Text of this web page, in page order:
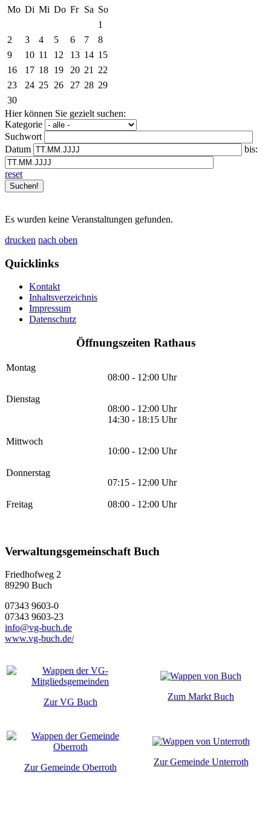
Mo Di Mi Do Fr Sa So
1
2
3 4 5 6 7
8
9
10 11 12 13 14 15
16
17 18 19 20 21
22
23
24 25 26 27 28 29
30
Hier können Sie gezielt suchen:
Kategorie
Suchwort
Datum
bis:
reset
Es wurden keine Veranstaltungen gefunden.
drucken nach oben
Quicklinks
Kontakt
Inhaltsverzeichnis
Impressum
Datenschutz
Öffnungszeiten Rathaus
Montag
08:00 - 12:00 Uhr
Dienstag
08:00 - 12:00 Uhr
14:30 - 18:15 Uhr
Mittwoch
10:00 - 12:00 Uhr
Donnerstag
07:15 - 12:00 Uhr
Freitag 08:00 - 12:00 Uhr
Verwaltungsgemeinschaft Buch
Friedhofweg 2
89290 Buch
07343 9603-0
07343 9603-23
info@vg-buch.de
www.vg-buch.de/
Zur VG Buch
Zum Markt Buch
Zur Gemeinde Oberroth
Zur Gemeinde Unterroth